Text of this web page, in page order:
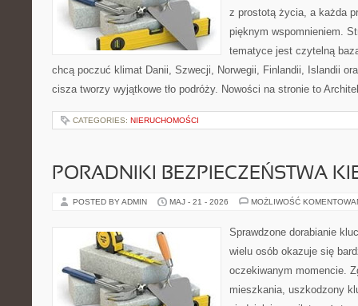
z prostotą życia, a każda
pięknym wspomnieniem.
tematyce jest czytelną
chcą poczuć klimat Danii, Szwecji, Norwegii, Finlandii, Islandii
cisza tworzy wyjątkowe tło podróży. Nowości na stronie to
CATEGORIES: NIERUCHOMOŚCI
PORADNIKI BEZPIECZEŃSTWA
POSTED BY ADMIN MAJ - 21 - 2026 MOŻLIWOŚĆ
Sprawdzone dorabianie
wielu osób okazuje się
oczekiwanym momencie.
mieszkania, uszkodzony